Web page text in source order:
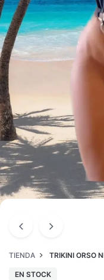
TIENDA TRIKINI ORSO
EN STOCK